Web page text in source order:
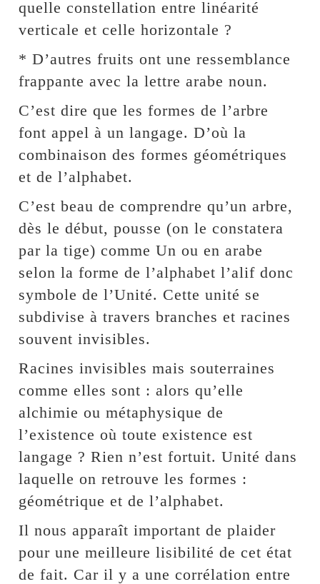
quelle constellation entre linéarité
verticale et celle horizontale ?
* D’autres fruits ont une ressemblance
frappante avec la lettre arabe noun.
C’est dire que les formes de l’arbre
font appel à un langage. D’où la
combinaison des formes géométriques
et de l’alphabet.
C’est beau de comprendre qu’un arbre,
dès le début, pousse (on le constatera
par la tige) comme Un ou en arabe
selon la forme de l’alphabet l’alif donc
symbole de l’Unité. Cette unité se
subdivise à travers branches et racines
souvent invisibles.
Racines invisibles mais souterraines
comme elles sont : alors qu’elle
alchimie ou métaphysique de
l’existence où toute existence est
langage ? Rien n’est fortuit. Unité dans
laquelle on retrouve les formes :
géométrique et de l’alphabet.
Il nous apparaît important de plaider
pour une meilleure lisibilité de cet état
de fait. Car il y a une corrélation entre